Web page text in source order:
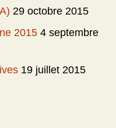
29 octobre 2015
2015 4 septembre
19 juillet 2015